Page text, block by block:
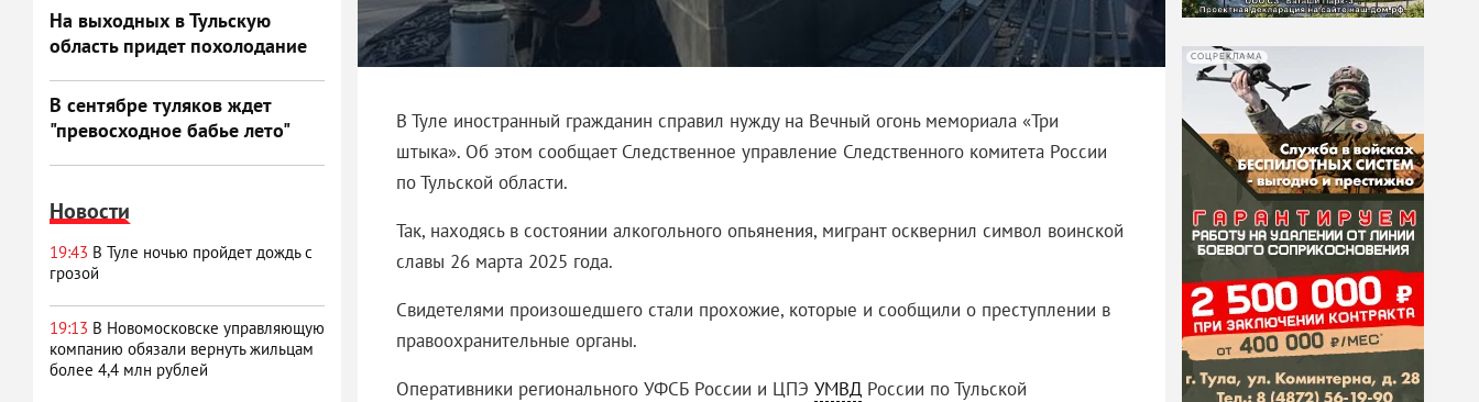
На выходных в Тульскую
область придет похолодание
В сентябре туляков ждет
"превосходное бабье лето"
Новости
19:43 В Туле ночью пройдет дождь с
грозой
19:13 В Новомосковске управляющую
компанию обязали вернуть жильцам
более 4,4 млн рублей
В Туле иностранный гражданин справил нужду на Вечный огонь мемориала «Три
штыка». Об этом сообщает Следственное управление Следственного комитета России
по Тульской области.
Так, находясь в состоянии алкогольного опьянения, мигрант осквернил символ воинской
славы 26 марта 2025 года.
Свидетелями произошедшего стали прохожие, которые и сообщили о преступлении в
правоохранительные органы.
Оперативники регионального УФСБ России и ЦПЭ УМВД России по Тульской
СОЦРЕКЛАМА